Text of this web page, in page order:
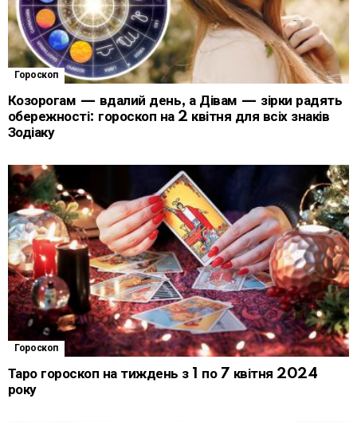
Гороскоп
Козорогам — вдалий день, а Дівам — зірки радять
обережності: гороскоп на 2 квітня для всіх знаків
Зодіаку
Гороскоп
Таро гороскоп на тиждень з 1 по 7 квітня 2024
року